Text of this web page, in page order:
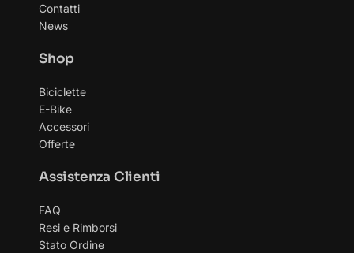
Contatti
News
Shop
Biciclette
E-Bike
Accessori
Offerte
Assistenza Clienti
FAQ
Resi e Rimborsi
Stato Ordine